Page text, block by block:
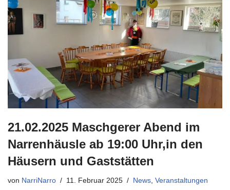
21.02.2025 Maschgerer Abend im
Narrenhäusle ab 19:00 Uhr,in den
Häusern und Gaststätten
von NarriNarro 11. Februar 2025 News Veranstaltungen